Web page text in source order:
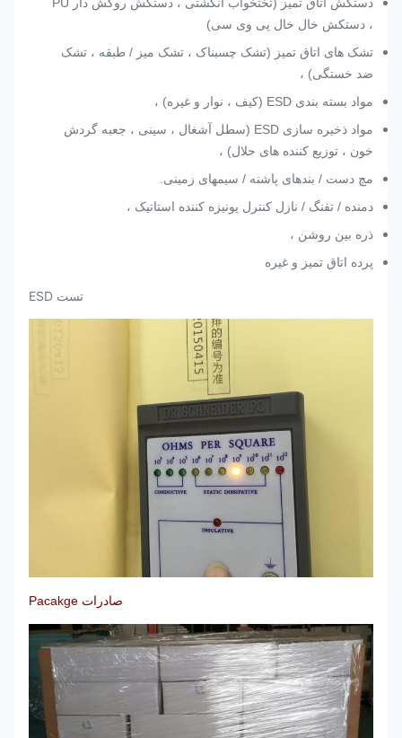
، دستکش خال خال پی وی سی)
تشک های اتاق تمیز (تشک چسبناک ، تشک میز / طبقه ، تشک
ضد خستگی) ،
مواد بسته بندی ESD (کیف ، نوار و غیره) ،
مواد ذخیره سازی ESD (سطل آشغال ، سینی ، جعبه گردش
خون ، توزیع کننده های حلال) ،
مچ دست / بندهای پاشنه / سیمهای زمینی.
دمنده / تفنگ / نازل کنترل یونیزه کننده استاتیک ،
ذره بین روشن ،
پرده اتاق تمیز و غیره
تست ESD
صادرات Pacakge